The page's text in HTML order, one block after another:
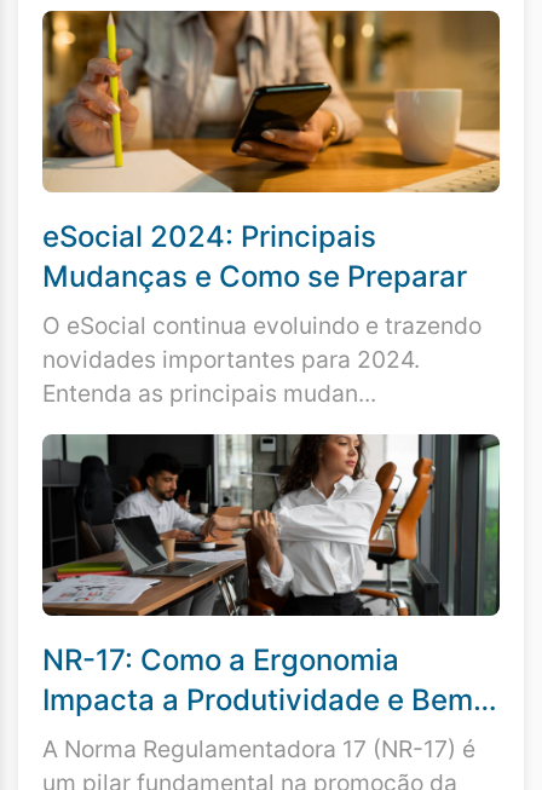
eSocial 2024: Principais
Mudanças e Como se Preparar
O eSocial continua evoluindo e trazendo
novidades importantes para 2024.
Entenda as principais mudan...
NR-17: Como a Ergonomia
Impacta a Produtividade e Bem-
estar no Trabalho
A Norma Regulamentadora 17 (NR-17) é
um pilar fundamental na promoção da